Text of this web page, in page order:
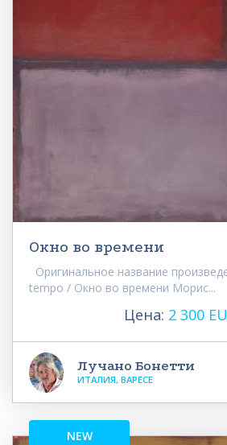
Окно во времени
Оригинальное название
tempo / Окно во времени Морис...
Цена: 2 300
Лучано Бонетти
ИТАЛИЯ, ВАРЕСЕ
NEW